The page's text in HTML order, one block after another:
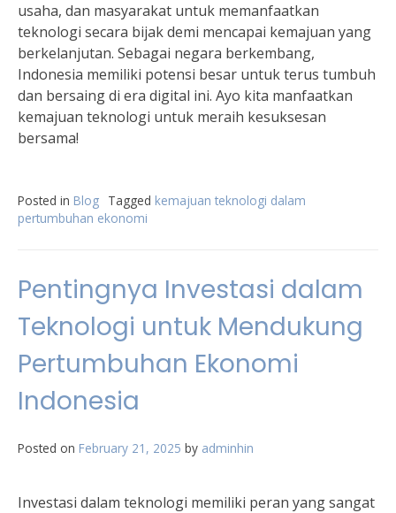
usaha, dan masyarakat untuk memanfaatkan
teknologi secara bijak demi mencapai kemajuan yang
berkelanjutan. Sebagai negara berkembang,
Indonesia memiliki potensi besar untuk terus tumbuh
dan bersaing di era digital ini. Ayo kita manfaatkan
kemajuan teknologi untuk meraih kesuksesan
bersama!
Posted in Blog Tagged kemajuan teknologi dalam
pertumbuhan ekonomi
Pentingnya Investasi dalam
Teknologi untuk Mendukung
Pertumbuhan Ekonomi
Indonesia
Posted on February 21, 2025 by adminhin
Investasi dalam teknologi memiliki peran yang sangat